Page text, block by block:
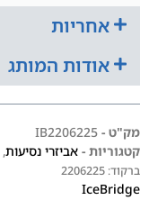
אחריות
אודות המותג
מק"ט - IB2206225
קטגוריות - אביזרי נסיעות,
ברקוד: 2206225
IceBridge